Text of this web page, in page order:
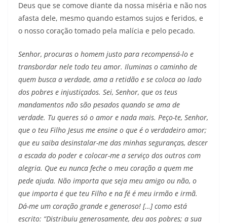
Deus que se comove diante da nossa miséria e não nos
afasta dele, mesmo quando estamos sujos e feridos, e
o nosso coração tomado pela malícia e pelo pecado.
Senhor, procuras o homem justo para recompensá-lo e
transbordar nele todo teu amor. Iluminas o caminho de
quem busca a verdade, ama a retidão e se coloca ao lado
dos pobres e injustiçados. Sei, Senhor, que os teus
mandamentos não são pesados quando se ama de
verdade. Tu queres só o amor e nada mais. Peço-te, Senhor,
que o teu Filho Jesus me ensine o que é o verdadeiro amor;
que eu saiba desinstalar-me das minhas seguranças, descer
a escada do poder e colocar-me a serviço dos outros com
alegria. Que eu nunca feche o meu coração a quem me
pede ajuda. Não importa que seja meu amigo ou não, o
que importa é que teu Filho e na fé é meu irmão e irmã.
Dá-me um coração grande e generoso! […] como está
escrito: “Distribuiu generosamente, deu aos pobres; a sua